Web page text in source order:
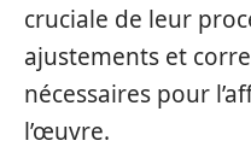
cruciale de leur
ajustements et
nécessaires pour
l’œuvre.